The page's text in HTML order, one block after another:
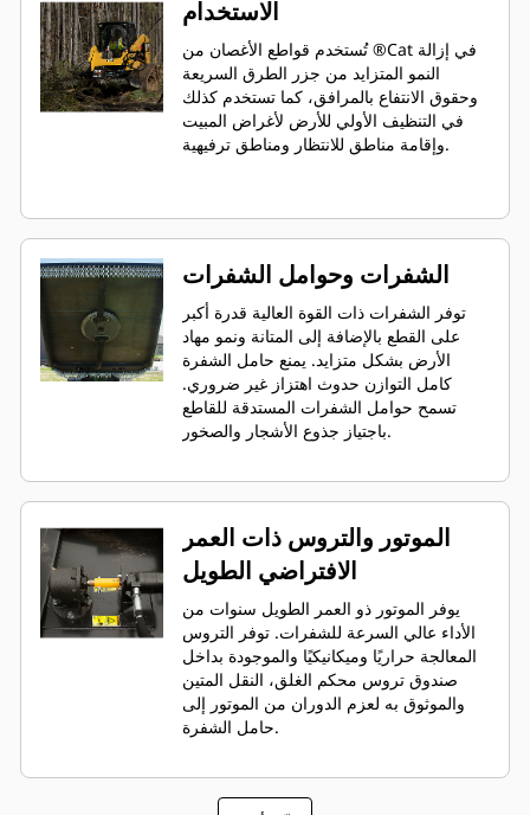
الاستخدام
تُستخدم قواطع الأغصان من ®Cat في إزالة
النمو المتزايد من جزر الطرق السريعة
وحقوق الانتفاع بالمرافق، كما تستخدم كذلك
في التنظيف الأولي للأرض لأغراض المبيت
وإقامة مناطق للانتظار ومناطق ترفيهية.
الشفرات وحوامل الشفرات
توفر الشفرات ذات القوة العالية قدرة أكبر
على القطع بالإضافة إلى المتانة ونمو مهاد
الأرض بشكل متزايد. يمنع حامل الشفرة
كامل التوازن حدوث اهتزاز غير ضروري.
تسمح حوامل الشفرات المستدقة للقاطع
باجتياز جذوع الأشجار والصخور.
الموتور والتروس ذات العمر
الافتراضي الطويل
يوفر الموتور ذو العمر الطويل سنوات من
الأداء عالي السرعة للشفرات. توفر التروس
المعالجة حراريًا وميكانيكيًا والموجودة بداخل
صندوق تروس محكم الغلق، النقل المتين
والموثوق به لعزم الدوران من الموتور إلى
حامل الشفرة.